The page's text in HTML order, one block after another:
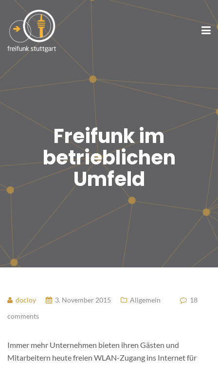
Freifunk im
betrieblichen
Umfeld
docloy 3. November 2015 Allgemein
18
comments
Immer mehr Unternehmen bieten ihren Gästen und
Mitarbeitern heute freien WLAN-Zugang ins Internet für